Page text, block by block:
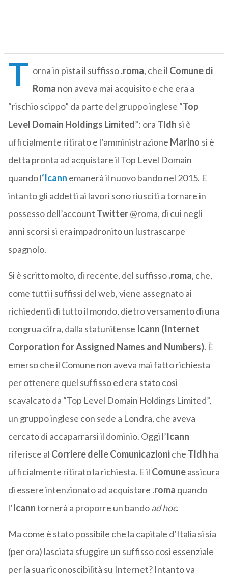
T orna in pista il suffisso.roma, che il Comune di
Roma non aveva mai acquisito e che era a
“rischio scippo” da parte del gruppo inglese “Top
Level Domain Holdings Limited”: ora Tldh si è
ufficialmente ritirato e l’amministrazione Marino si è
detta pronta ad acquistare il Top Level Domain
quando l‘Icann emanerà il nuovo bando nel 2015. E
intanto gli addetti ai lavori sono riusciti a tornare in
possesso dell’account Twitter@roma, di cui negli
anni scorsi si era impadronito un lustrascarpe
spagnolo.
Si è scritto molto, di recente, del suffisso.roma, che,
come tutti i suffissi del web, viene assegnato ai
richiedenti di tutto il mondo, dietro versamento di una
congrua cifra, dalla statunitense Icann (Internet
Corporation for Assigned Names and Numbers). È
emerso che il Comune non aveva mai fatto richiesta
per ottenere quel suffisso ed era stato così
scavalcato da “Top Level Domain Holdings Limited”,
un gruppo inglese con sede a Londra, che aveva
cercato di accaparrarsi il dominio. Oggi l’Icann
riferisce al Corriere delle Comunicazioniche Tldh ha
ufficialmente ritirato la richiesta. E il Comuneassicura
di essere intenzionato ad acquistare .roma quando
l’Icanntornerà a proporre un bandoad hoc.
Ma come è stato possibile che la capitale d’Italia si sia
(per ora) lasciata sfuggire un suffisso così essenziale
per la sua riconoscibilità su Internet? Intanto va